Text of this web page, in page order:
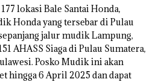
lokasi Bale Santai Honda,
Honda yang tersebar di Pulau
sepanjang jalur mudik Lampung,
AHASS Siaga di Pulau Sumatera,
Posko Mudik ini akan
hingga 6 April 2025 dan dapat